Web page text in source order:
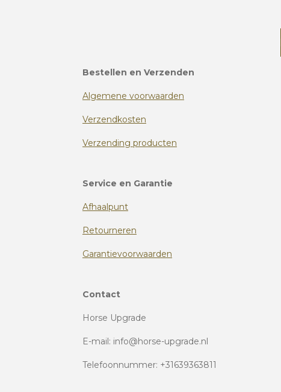
Bestellen en Verzenden
Algemene voorwaarden
Verzendkosten
Verzending producten
Service en Garantie
Afhaalpunt
Retourneren
Garantievoorwaarden
Contact
Horse Upgrade
E-mail: info@horse-upgrade.nl
Telefoonnummer: +31639363811